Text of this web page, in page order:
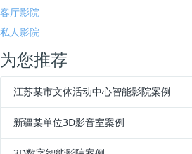
客厅影院
私人影院
为您推荐
江苏某市文体活动中心智能影院案例
新疆某单位3D影音室案例